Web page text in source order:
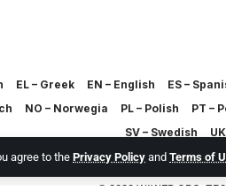
agree to thePrivacy Policy and Terms of
EL – Greek EN – English ES –
NO – Norwegia PL – Polish PT –
SV – Swedish